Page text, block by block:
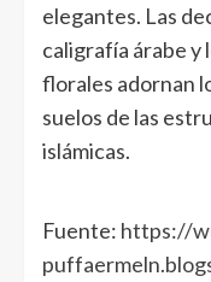
elegantes. Las
caligrafía árabe y
florales adornan
suelos de las
islámicas.
Fuente: https://